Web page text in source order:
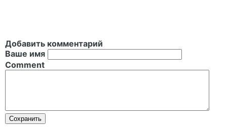
Добавить комментарий
Ваше имя
Comment